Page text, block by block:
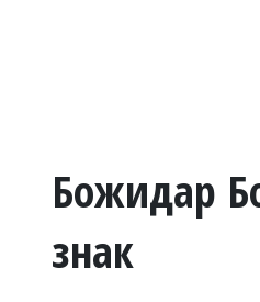
ВОЙНАТА
УКРАЙНА
Божидар
знак